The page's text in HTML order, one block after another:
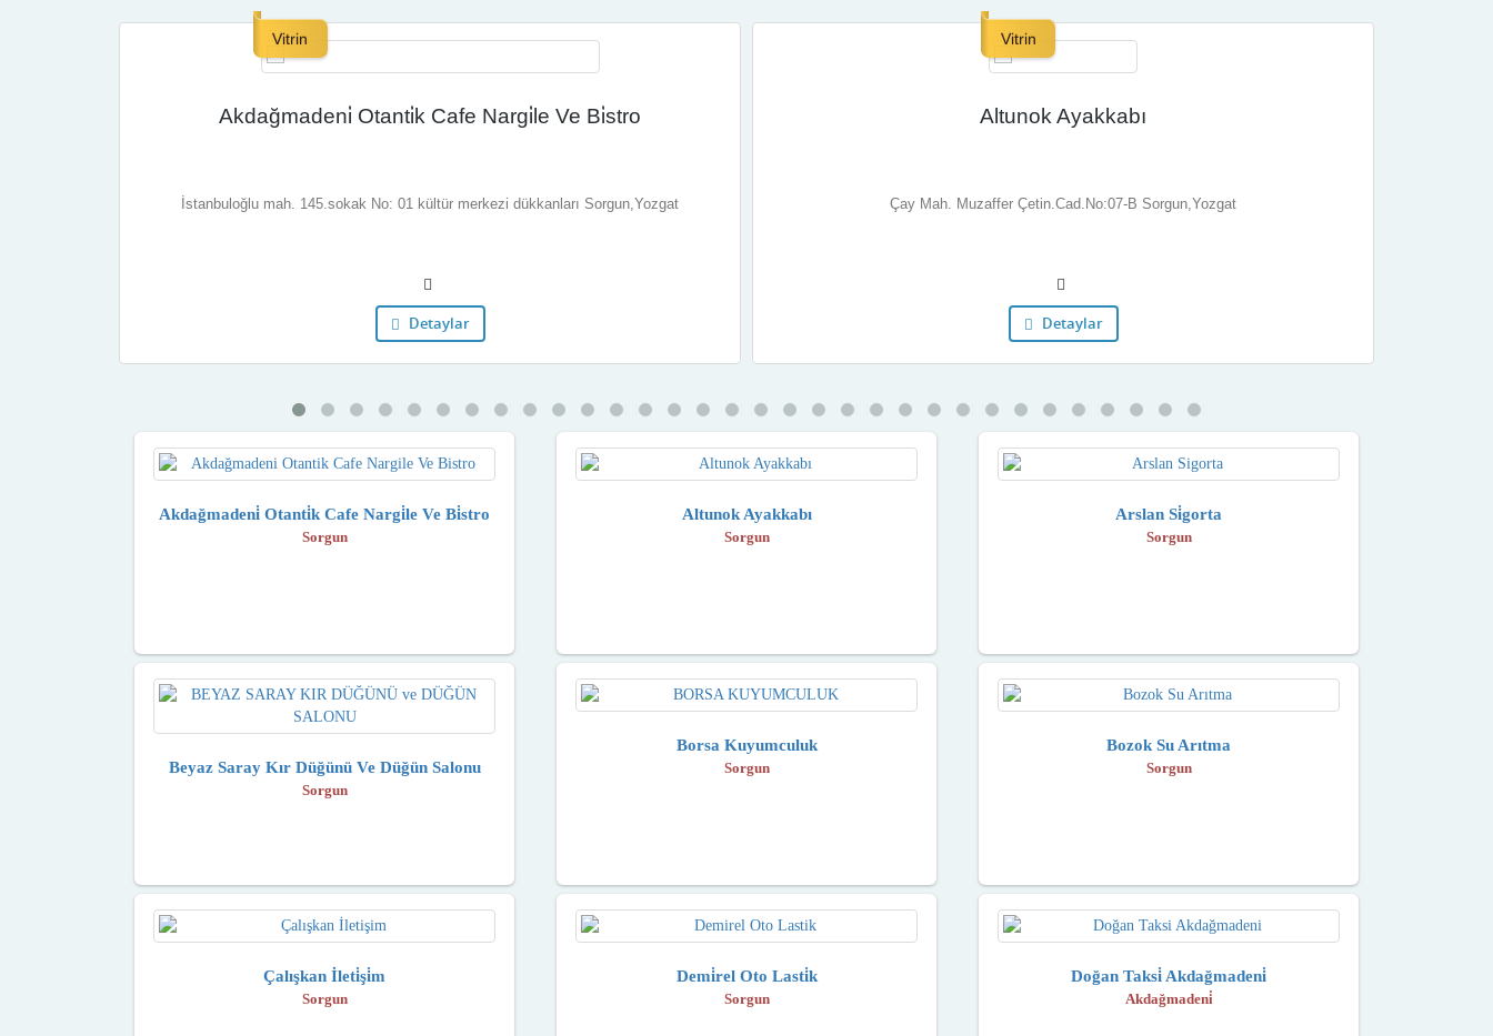
Vitrin
Akdağmadeni̇ Otanti̇k Cafe Nargi̇le Ve Bi̇stro
İstanbuloğlu mah. 145.sokak No: 01 kültür merkezi dükkanları Sorgun,Yozgat
Detaylar
Vitrin
Altunok Ayakkabı
Çay Mah. Muzaffer Çetin.Cad.No:07-B Sorgun,Yozgat
Detaylar
Akdağmadeni̇ Otanti̇k Cafe Nargi̇le Ve Bi̇stro
Sorgun
Altunok Ayakkabı
Sorgun
Arslan Si̇gorta
Sorgun
Beyaz Saray Kır Düğünü Ve Düğün Salonu
Sorgun
Borsa Kuyumculuk
Sorgun
Bozok Su Arıtma
Sorgun
Çalışkan İleti̇şi̇m
Sorgun
Demi̇rel Oto Lasti̇k
Sorgun
Doğan Taksi̇ Akdağmadeni̇
Akdağmadeni̇